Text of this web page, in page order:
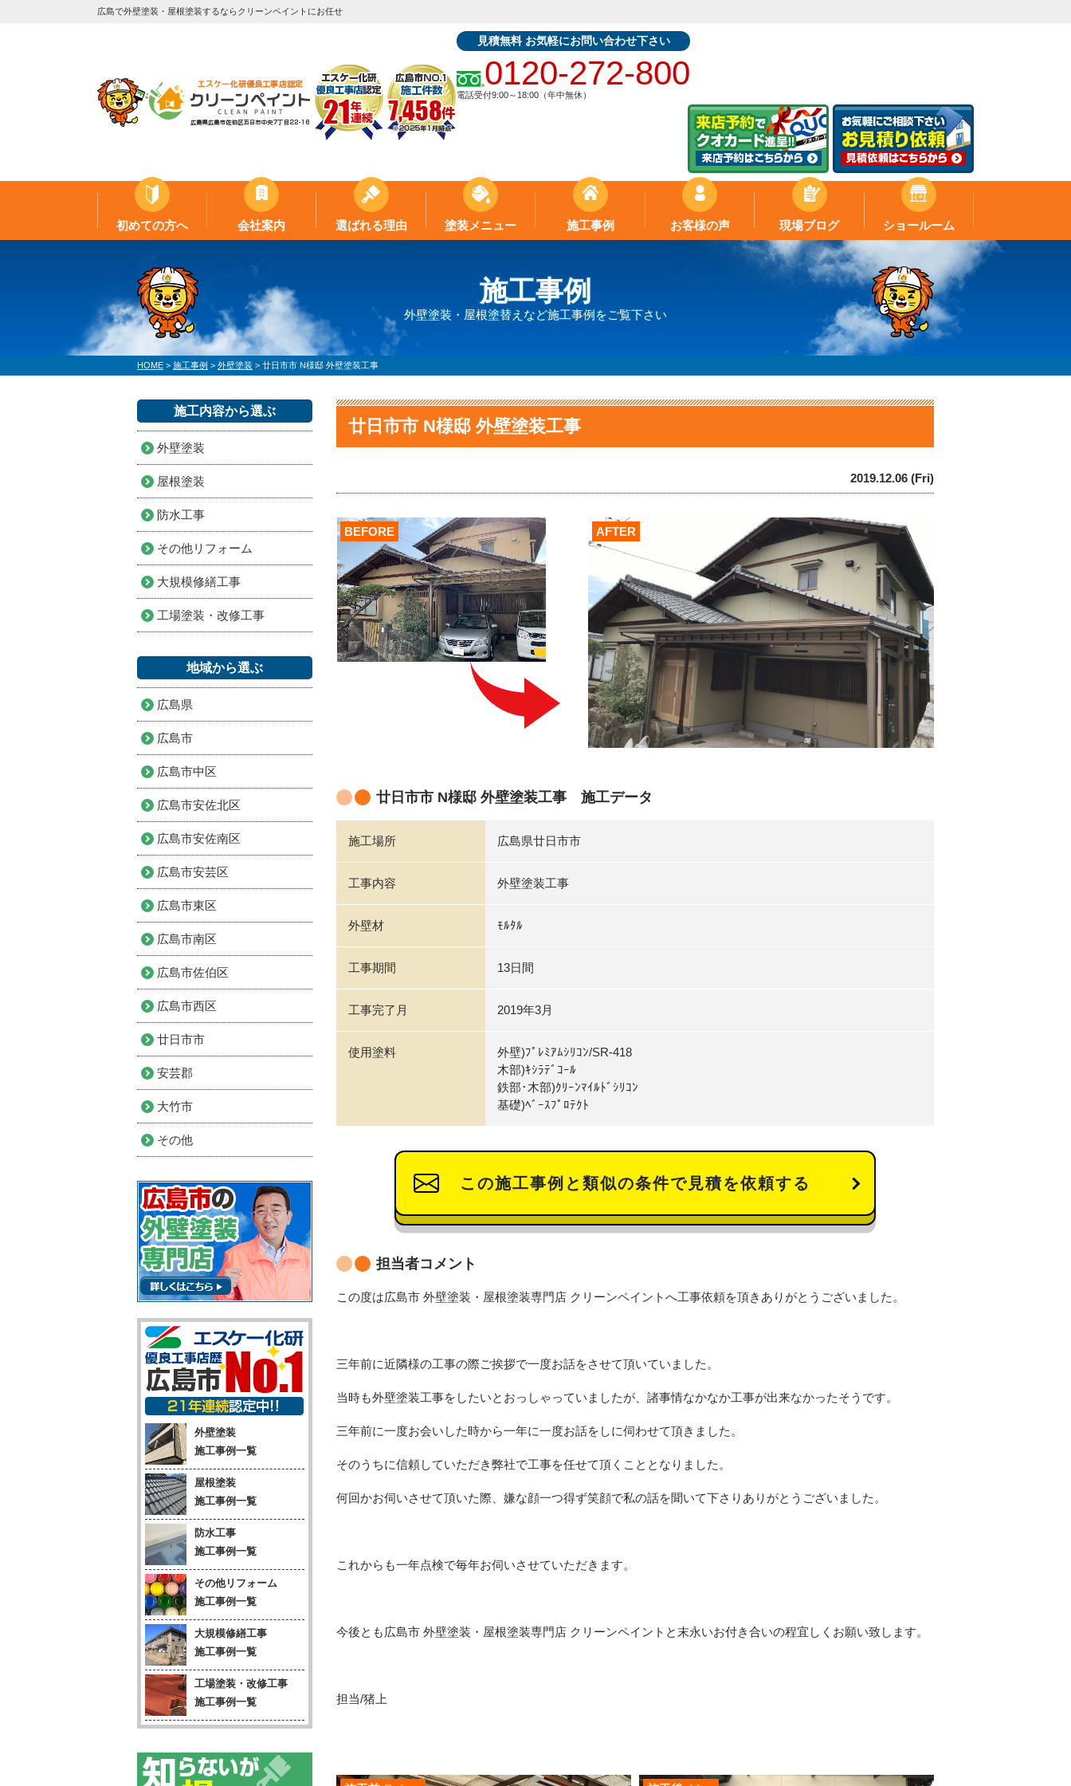
広島で外壁塗装・屋根塗装するならクリーンペイントにお任せ
見積無料 お気軽にお問い合わせ下さい
0120-272-800
電話受付9:00～18:00（年中無休）
初めての方へ 会社案内 選ばれる理由 塗装メニュー 施工事例 お客様の声 現場ブログ ショールーム
施工事例
外壁塗装・屋根塗替えなど施工事例をご覧下さい
HOME > 施工事例 > 外壁塗装 > 廿日市市 N様邸 外壁塗装工事
廿日市市 N様邸 外壁塗装工事
2019.12.06 (Fri)
AFTER
BEFORE
廿日市市 N様邸 外壁塗装工事 施工データ
施工場所 広島県廿日市市
工事内容 外壁塗装工事
外壁材 ﾓﾙﾀﾙ
工事期間 13日間
工事完了月 2019年3月
使用塗料
外壁)ﾌﾟﾚﾐｱﾑｼﾘｺﾝ/SR-418
木部)ｷｼﾗﾃﾞｺｰﾙ
鉄部･木部)ｸﾘｰﾝﾏｲﾙﾄﾞｼﾘｺﾝ
基礎)ﾍﾞｰｽﾌﾟﾛﾃｸﾄ
この施工事例と類似の条件で見積を依頼する
担当者コメント
この度は広島市 外壁塗装・屋根塗装専門店 クリーンペイントへ工事依頼を頂きありがとうございました。
三年前に近隣様の工事の際ご挨拶で一度お話をさせて頂いていました。
当時も外壁塗装工事をしたいとおっしゃっていましたが、諸事情なかなか工事が出来なかったそうです。
三年前に一度お会いした時から一年に一度お話をしに伺わせて頂きました。
そのうちに信頼していただき弊社で工事を任せて頂くこととなりました。
何回かお伺いさせて頂いた際、嫌な顔一つ得ず笑顔で私の話を聞いて下さりありがとうございました。
これからも一年点検で毎年お伺いさせていただきます。
今後とも広島市 外壁塗装・屋根塗装専門店 クリーンペイントと末永いお付き合いの程宜しくお願い致します。
担当/猪上
施工内容から選ぶ
外壁塗装
屋根塗装
防水工事
その他リフォーム
大規模修繕工事
工場塗装・改修工事
地域から選ぶ
広島県
広島市
広島市中区
広島市安佐北区
広島市安佐南区
広島市安芸区
広島市東区
広島市南区
広島市佐伯区
広島市西区
廿日市市
安芸郡
大竹市
その他
外壁塗装
施工事例一覧
屋根塗装
施工事例一覧
防水工事
施工事例一覧
その他リフォーム
施工事例一覧
大規模修繕工事
施工事例一覧
工場塗装・改修工事
施工事例一覧